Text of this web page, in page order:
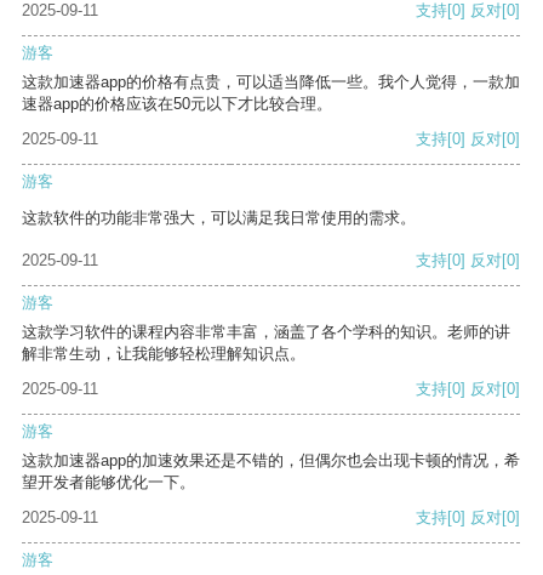
2025-09-11
支持[0] 反对[0]
游客
这款加速器app的价格有点贵，可以适当降低一些。我个人觉得，一款加
速器app的价格应该在50元以下才比较合理。
2025-09-11
支持[0] 反对[0]
游客
这款软件的功能非常强大，可以满足我日常使用的需求。
2025-09-11 支持[0] 反对[0]
游客
这款学习软件的课程内容非常丰富，涵盖了各个学科的知识。老师的讲
解非常生动，让我能够轻松理解知识点。
2025-09-11
支持[0] 反对[0]
游客
这款加速器app的加速效果还是不错的，但偶尔也会出现卡顿的情况，希
望开发者能够优化一下。
2025-09-11
支持[0] 反对[0]
游客